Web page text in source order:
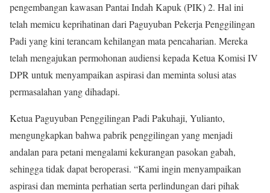
pengembangan kawasan Pantai Indah Kapuk (PIK) 2. Hal ini
telah memicu keprihatinan dari Paguyuban Pekerja Penggilingan
Padi yang kini terancam kehilangan mata pencaharian. Mereka
telah mengajukan permohonan audiensi kepada Ketua Komisi IV
DPR untuk menyampaikan aspirasi dan meminta solusi atas
permasalahan yang dihadapi.
Ketua Paguyuban Penggilingan Padi Pakuhaji, Yulianto,
mengungkapkan bahwa pabrik penggilingan yang menjadi
andalan para petani mengalami kekurangan pasokan gabah,
sehingga tidak dapat beroperasi. “Kami ingin menyampaikan
aspirasi dan meminta perhatian serta perlindungan dari pihak